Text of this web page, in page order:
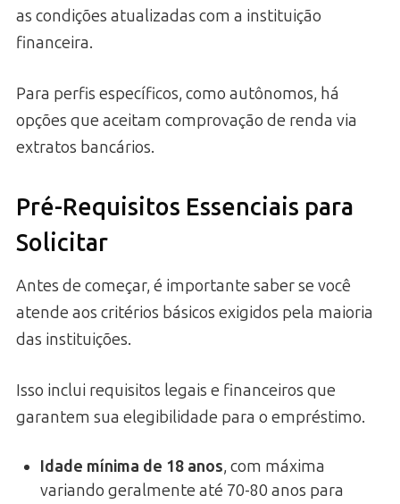
as condições atualizadas com a instituição
financeira.
Para perfis específicos, como autônomos, há
opções que aceitam comprovação de renda via
extratos bancários.
Pré-Requisitos Essenciais para
Solicitar
Antes de começar, é importante saber se você
atende aos critérios básicos exigidos pela maioria
das instituições.
Isso inclui requisitos legais e financeiros que
garantem sua elegibilidade para o empréstimo.
Idade mínima de 18 anos, com máxima
variando geralmente até 70-80 anos para